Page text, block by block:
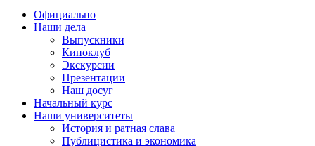
Официально
Наши дела
Выпускники
Киноклуб
Экскурсии
Презентации
Наш досуг
Начальный курс
Наши университеты
История и ратная слава
Публицистика и экономика